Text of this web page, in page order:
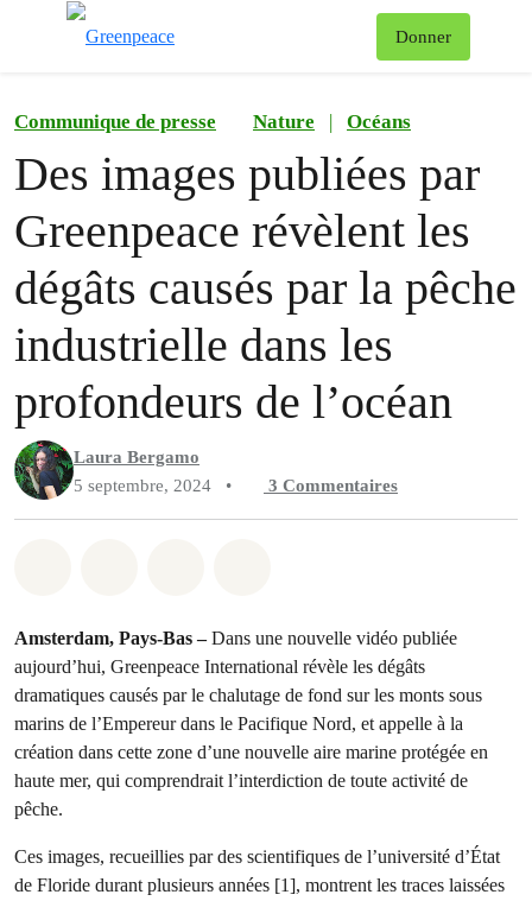
Donner
Communique de presse Nature | Océans
Des images publiées par
Greenpeace révèlent les
dégâts causés par la pêche
industrielle dans les
profondeurs de l’océan
Laura Bergamo
5 septembre, 2024
• 3 Commentaires
Amsterdam, Pays-Bas –Dans une nouvelle vidéo publiée
aujourd’hui, Greenpeace International révèle les dégâts
dramatiques causés par le chalutage de fond sur les monts sous
marins de l’Empereur dans le Pacifique Nord, et appelle à la
création dans cette zone d’une nouvelle aire marine protégée en
haute mer, qui comprendrait l’interdiction de toute activité de
pêche.
Ces images, recueillies par des scientifiques de l’université d’État
de Floride durant plusieurs années [1], montrent les traces laissées